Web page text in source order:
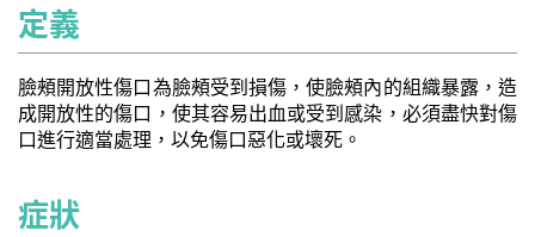
定義
臉頰開放性傷口為臉頰受到損傷，使臉頰內的組織暴露，造
成開放性的傷口，使其容易出血或受到感染，必須盡快對傷
口進行適當處理，以免傷口惡化或壞死。
症狀